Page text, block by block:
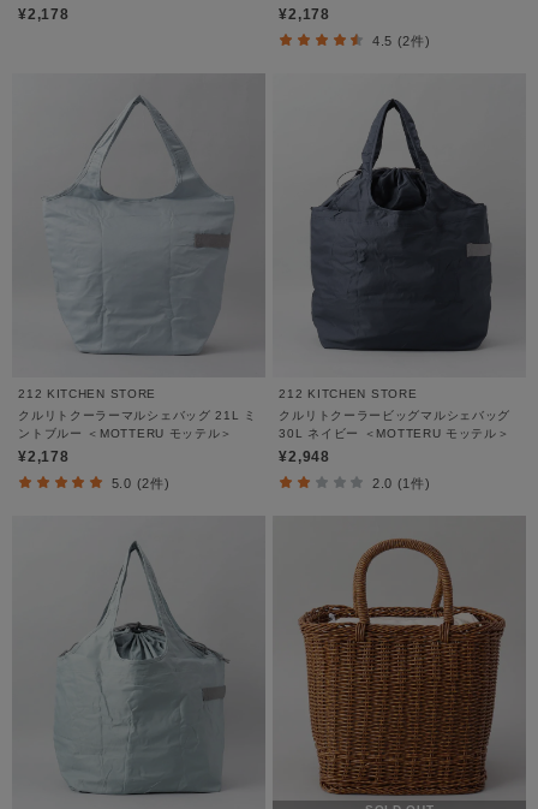
¥2,178 ¥2,178
4.5 (2件)
212 KITCHEN STORE
クルリトクーラーマルシェバッグ 21L ミ
ントブルー ＜MOTTERU モッテル＞
¥2,178
5.0 (2件)
212 KITCHEN STORE
クルリトクーラービッグマルシェバッグ
30L ネイビー ＜MOTTERU モッテル＞
¥2,948
2.0 (1件)